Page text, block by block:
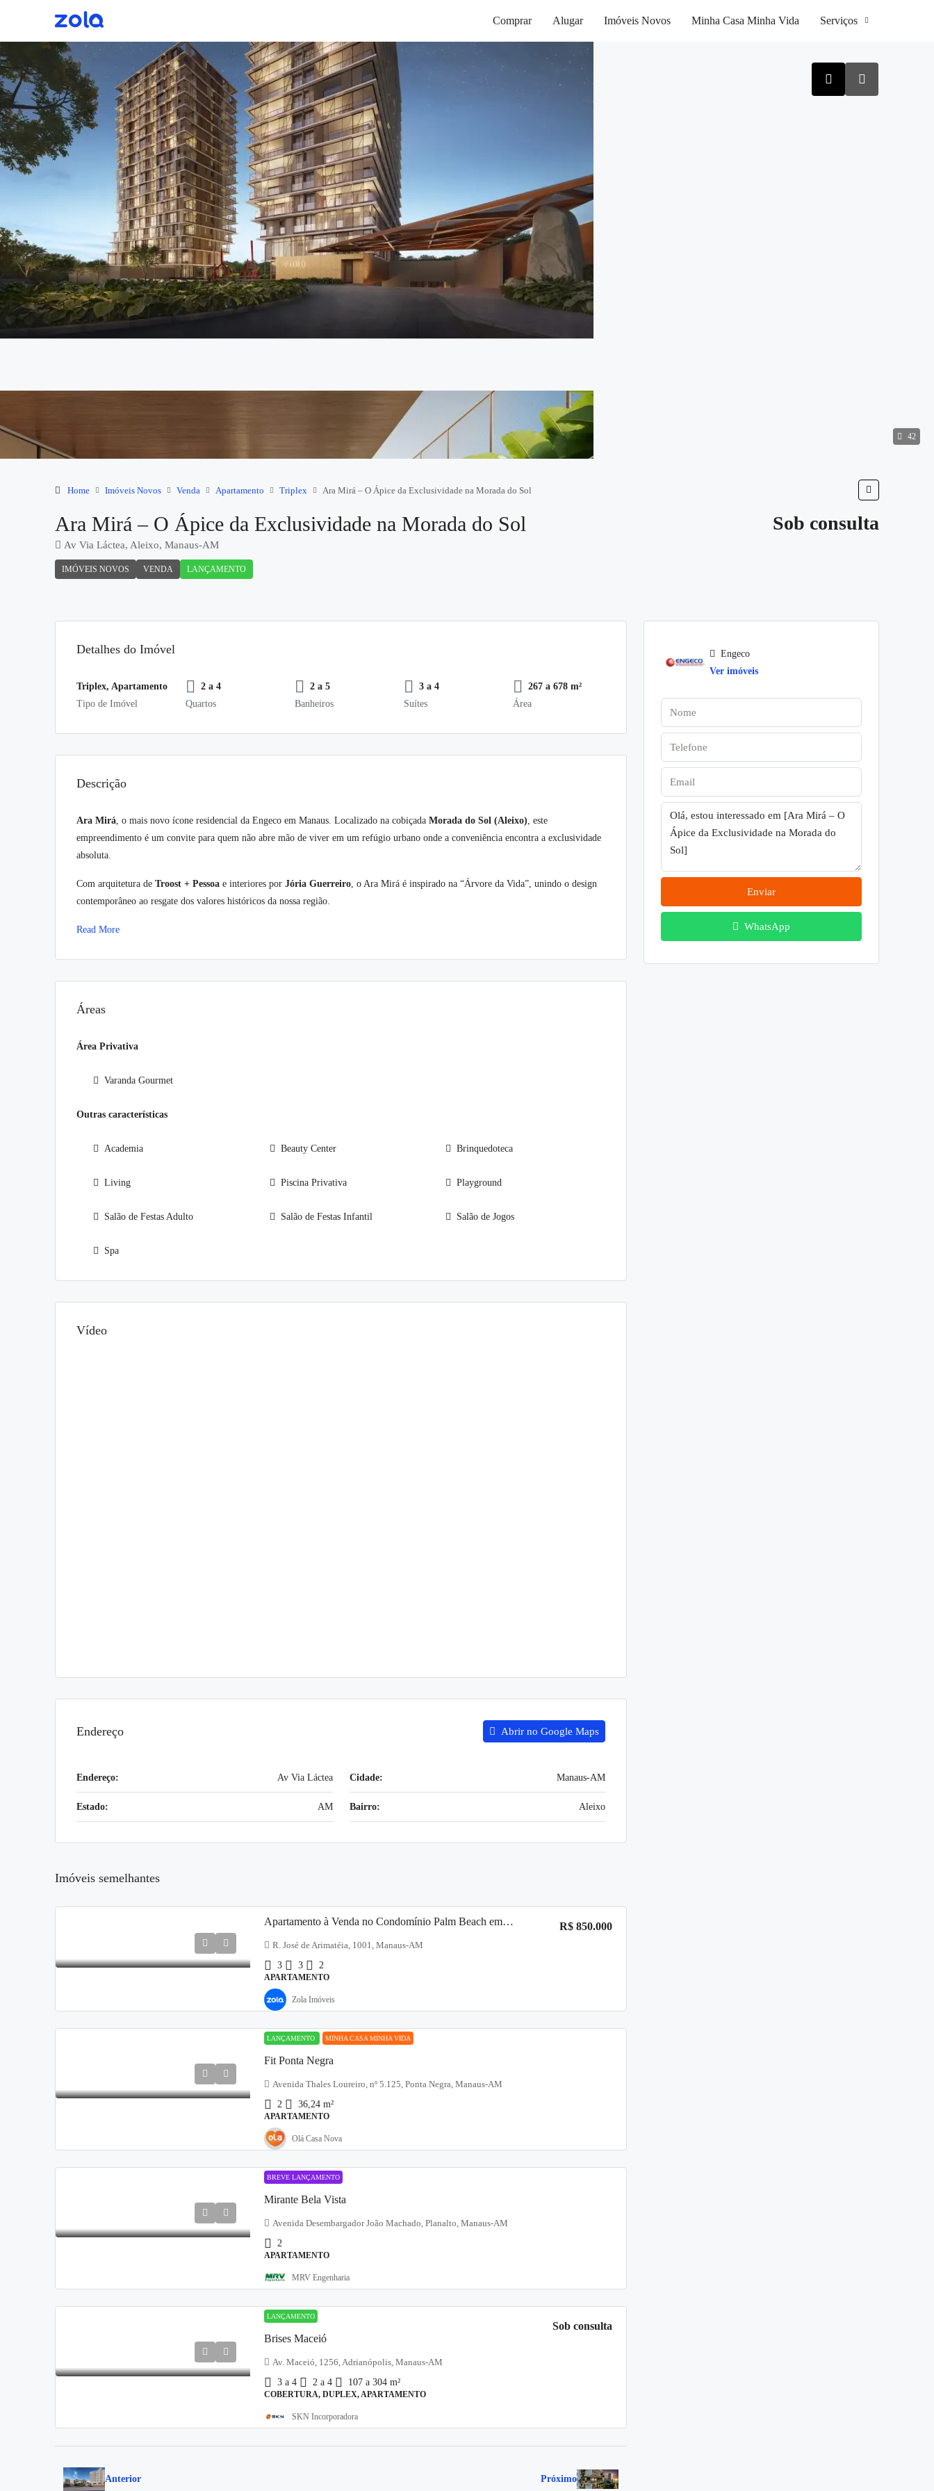
Comprar Alugar Imóveis Novos Minha Casa Minha Vida Serviços
42
Home Imóveis Novos Venda Apartamento Triplex Ara Mirá – O Ápice da Exclusividade na Morada do Sol
Ara Mirá – O Ápice da Exclusividade na Morada do Sol
Av Via Láctea, Aleixo, Manaus-AM
IMÓVEIS NOVOS VENDA LANÇAMENTO
Sob consulta
Detalhes do Imóvel
Triplex, Apartamento
Tipo de Imóvel
2 a 4
Quartos
2 a 5
Banheiros
3 a 4
Suítes
267 a 678 m²
Área
Descrição
Ara Mirá, o mais novo ícone residencial da Engeco em Manaus. Localizado na cobiçada Morada do Sol (Aleixo), este
empreendimento é um convite para quem não abre mão de viver em um refúgio urbano onde a conveniência encontra a exclusividade
absoluta.
Com arquitetura de Troost + Pessoa e interiores por Jória Guerreiro, o Ara Mirá é inspirado na “Árvore da Vida”, unindo o design
contemporâneo ao resgate dos valores históricos da nossa região.
Read More
Áreas
Área Privativa
Varanda Gourmet
Outras características
Academia Beauty Center Brinquedoteca
Living Piscina Privativa Playground
Salão de Festas Adulto Salão de Festas Infantil Salão de Jogos
Spa
Vídeo
Endereço Abrir no Google Maps
Endereço: Av Via Láctea Cidade: Manaus-AM
Estado: AM Bairro: Aleixo
Imóveis semelhantes
Apartamento à Venda no Condomínio Palm Beach em Manaus – 3 Quartos, 2 Suítes e Porteira Fechada R$ 850.000
R. José de Arimatéia, 1001, Manaus-AM
3
3 2
APARTAMENTO
Zola Imóveis
LANÇAMENTO MINHA CASA MINHA VIDA
Fit Ponta Negra
Avenida Thales Loureiro, nº 5.125, Ponta Negra, Manaus-AM
2
36,24 m²
APARTAMENTO
Olá Casa Nova
BREVE LANÇAMENTO
Mirante Bela Vista
Avenida Desembargador João Machado, Planalto, Manaus-AM
2
APARTAMENTO
MRV Engenharia
LANÇAMENTO
Brises Maceió
Sob consulta
Av. Maceió, 1256, Adrianópolis, Manaus-AM
3 a 4
2 a 4 107 a 304 m²
COBERTURA, DUPLEX, APARTAMENTO
SKN Incorporadora
Anterior Próximo
Engeco
Ver imóveis
Enviar
WhatsApp